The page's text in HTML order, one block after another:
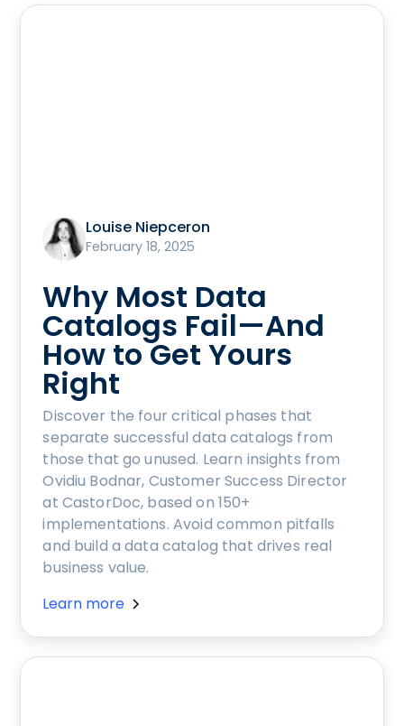
Louise Niepceron
February 18, 2025
Why Most Data
Catalogs Fail—And
How to Get Yours
Right
Discover the four critical phases that
separate successful data catalogs from
those that go unused. Learn insights from
Ovidiu Bodnar, Customer Success Director
at CastorDoc, based on 150+
implementations. Avoid common pitfalls
and build a data catalog that drives real
business value.
Learn more